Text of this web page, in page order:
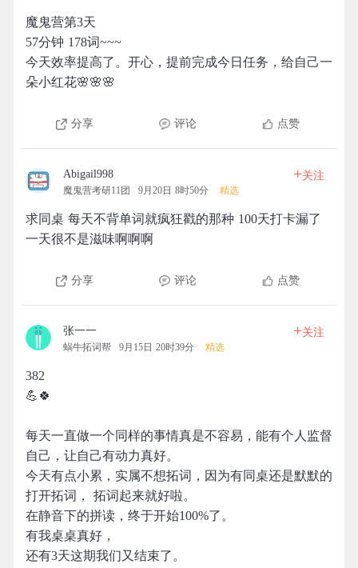
魔鬼营第3天
57分钟 178词~~~
今天效率提高了。开心，提前完成今日任务，给自己一
朵小红花🌸🌸🌸
分享 评论 点赞
Abigail998
魔鬼营考研11团 9月20日 8时50分 精选
+关注
求同桌 每天不背单词就疯狂戳的那种 100天打卡漏了
一天很不是滋味啊啊啊
分享 评论 点赞
张一一
蜗牛拓词帮 9月15日 20时39分 精选
+关注
382
💪🍀
每天一直做一个同样的事情真是不容易，能有个人监督
自己，让自己有动力真好。
今天有点小累，实属不想拓词，因为有同桌还是默默的
打开拓词， 拓词起来就好啦。
在静音下的拼读，终于开始100%了。
有我桌桌真好，
还有3天这期我们又结束了。